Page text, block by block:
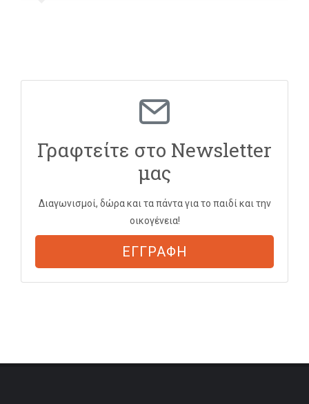
Γραφτείτε στο Newsletter
μας
Διαγωνισμοί, δώρα και τα πάντα για το παιδί και την
οικογένεια!
ΕΓΓΡΑΦΗ